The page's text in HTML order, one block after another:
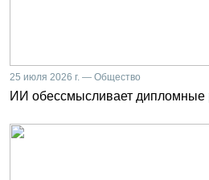
25 июля 2026 г. — Общество
ИИ обессмысливает дипломные